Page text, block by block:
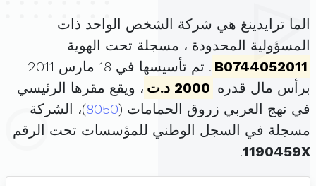
الما ترايدينغ هي شركة الشخص الواحد ذات
المسؤولية المحدودة ، مسجلة تحت الهوية
B0744052011
. تم تأسيسها في 18 مارس 2011
برأس مال قدره 2000 د.ت
، ويقع مقرها الرئيسي
في نهج العربي زروق الحمامات (8050)، الشركة
مسجلة في السجل الوطني للمؤسسات تحت الرقم
1190459X
.